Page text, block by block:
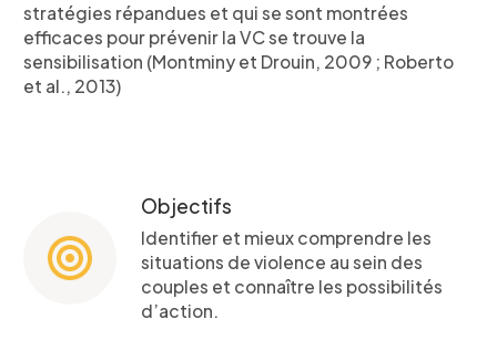
stratégies répandues et qui se sont montrées
efficaces pour prévenir la VC se trouve la
sensibilisation (Montminy et Drouin, 2009 ; Roberto
et al., 2013)
Objectifs
Identifier et mieux comprendre les
situations de violence au sein des
couples et connaître les possibilités
d’action.